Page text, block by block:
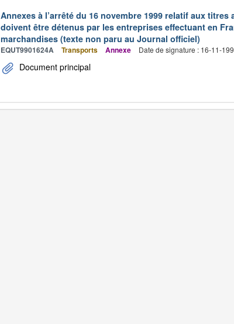
Annexes à l’arrêté du 16 novembre 1999 relatif aux
doivent être détenus par les entreprises effectuant en
marchandises (texte non paru au Journal officiel)
EQUT9901624A Transports Annexe Date de signature : 16-11-
Document principal